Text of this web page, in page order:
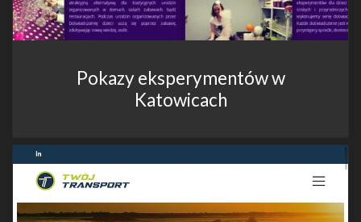
Pokazy eksperymentów w
Katowicach